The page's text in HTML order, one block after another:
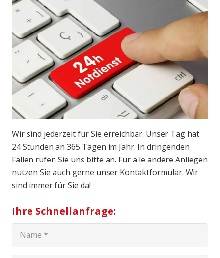
Wir sind jederzeit für Sie erreichbar. Unser Tag hat
24 Stunden an 365 Tagen im Jahr. In dringenden
Fällen rufen Sie uns bitte an. Für alle andere Anliegen
nutzen Sie auch gerne unser Kontaktformular. Wir
sind immer für Sie da!
Ihre Schnellanfrage: